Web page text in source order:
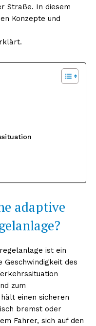
Straße. In diesem
Konzepte und
adaptive
ist ein
des
zum
einen sicheren
bremst oder
Fahrer, sich auf den